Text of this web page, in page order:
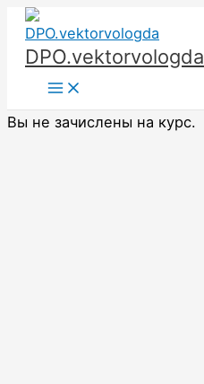
Перейти
содержимому
DPO.vektorvologda
Main
Вы не зачислены на курс.